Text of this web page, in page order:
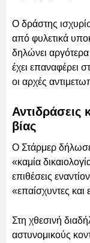
Ο δράστης
από φυλετικά
δηλώνει
έχει επαναφέρει
οι αρχές
Αντιδράσεις
βίας
Ο Στάρμερ δήλωσε
«καμία
επιθέσεις
«επαίσχυντες
Στη χθεσινή
αστυνομικούς